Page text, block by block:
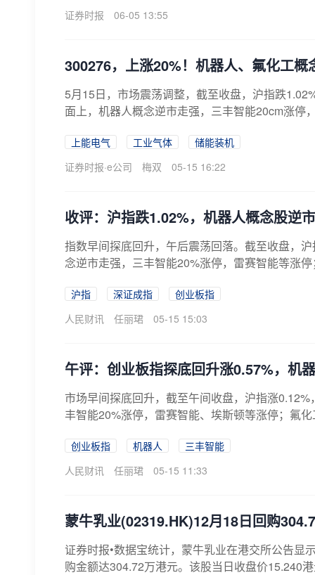
证券时报
06-05 13:55
300276，上涨20%！机器人、氟化工概
5月15日，市场震荡调整，截至收盘，沪指跌
面上，机器人概念逆市走强，三丰智能20cm涨停
上能电气 工业气体
储能装机
证券时报·e公司
梅双 05-15 16:22
收评：沪指跌1.02%，机器人概念股逆
指数早间探底回升，午后震荡回落。截至收盘，
念逆市走强，三丰智能20%涨停，雷赛智能等涨
沪指 深证成指
创业板指
人民财讯
任丽珺 05-15 15:03
午评：创业板指探底回升涨0.57%，机
市场早间探底回升，截至午间收盘，沪指涨
丰智能20%涨停，雷赛智能、埃斯顿等涨停；氟
创业板指 机器人
三丰智能
人民财讯
任丽珺 05-15 11:33
蒙牛乳业(02319.HK)12月18日回购
证券时报•数据宝统计，蒙牛乳业在港交所公告
购金额达304.72万港元。该股当日收盘价15.240